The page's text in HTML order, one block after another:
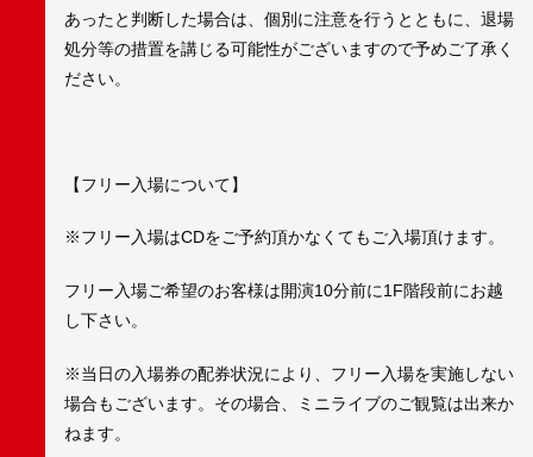
あったと判断した場合は、個別に注意を行うとともに、退場
処分等の措置を講じる可能性がございますので予めご了承く
ださい。
【フリー入場について】
※フリー入場はCDをご予約頂かなくてもご入場頂けます。
フリー入場ご希望のお客様は開演10分前に1F階段前にお越
し下さい。
※当日の入場券の配券状況により、フリー入場を実施しない
場合もございます。その場合、ミニライブのご観覧は出来か
ねます。